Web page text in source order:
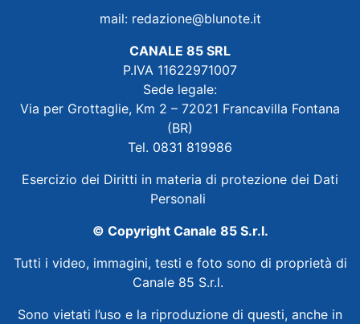
mail: redazione@blunote.it
CANALE 85 SRL
P.IVA 11622971007
Sede legale:
Via per Grottaglie, Km 2 – 72021 Francavilla Fontana
(BR)
Tel. 0831 819986
Esercizio dei Diritti in materia di protezione dei Dati
Personali
© Copyright Canale 85 S.r.l.
Tutti i video, immagini, testi e foto sono di proprietà di
Canale 85 S.r.l.
Sono vietati l’uso e la riproduzione di questi, anche in